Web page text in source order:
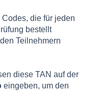
die für jeden
bestellt
Teilnehmern
diese TAN auf der
eingeben, um den